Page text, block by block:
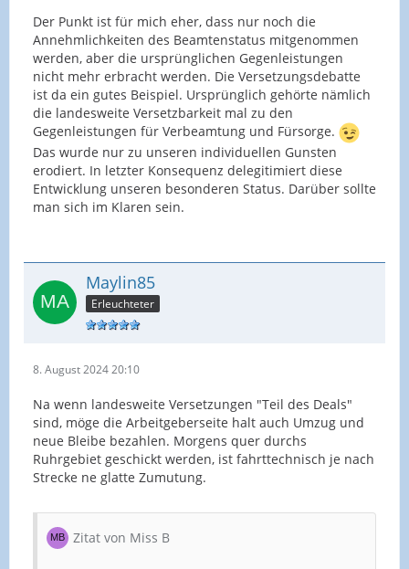
Der Punkt ist für mich eher, dass nur noch die
Annehmlichkeiten des Beamtenstatus mitgenommen
werden, aber die ursprünglichen Gegenleistungen
nicht mehr erbracht werden. Die Versetzungsdebatte
ist da ein gutes Beispiel. Ursprünglich gehörte nämlich
die landesweite Versetzbarkeit mal zu den
Gegenleistungen für Verbeamtung und Fürsorge.
Das wurde nur zu unseren individuellen Gunsten
erodiert. In letzter Konsequenz delegitimiert diese
Entwicklung unseren besonderen Status. Darüber sollte
man sich im Klaren sein.
Maylin85
Erleuchteter
8. August 2024 20:10
Na wenn landesweite Versetzungen "Teil des Deals"
sind, möge die Arbeitgeberseite halt auch Umzug und
neue Bleibe bezahlen. Morgens quer durchs
Ruhrgebiet geschickt werden, ist fahrttechnisch je nach
Strecke ne glatte Zumutung.
Zitat von Miss B